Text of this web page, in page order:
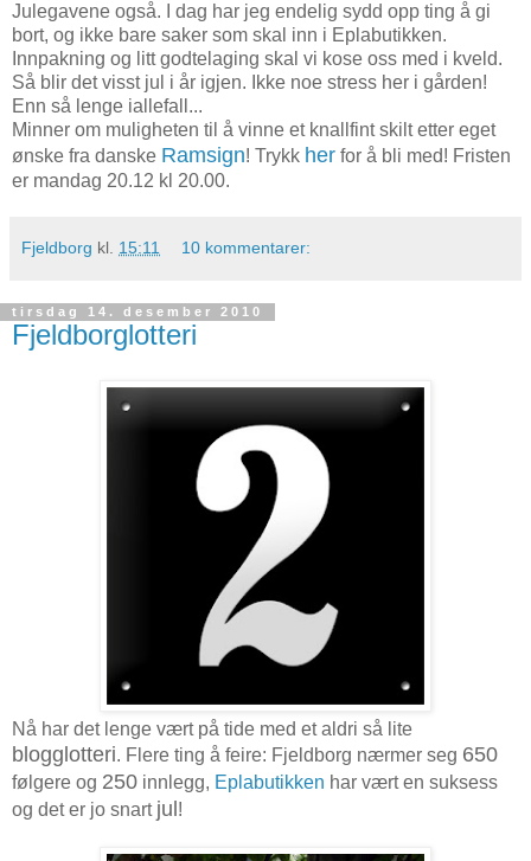
Julegavene også. I dag har jeg endelig sydd opp ting å gi
bort, og ikke bare saker som skal inn i Eplabutikken.
Innpakning og litt godtelaging skal vi kose oss med i kveld.
Så blir det visst jul i år igjen. Ikke noe stress her i gården!
Enn så lenge iallefall...
Minner om muligheten til å vinne et knallfint skilt etter eget
ønske fra danske Ramsign! Trykk her for å bli med! Fristen
er mandag 20.12 kl 20.00.
Fjeldborg kl. 15:11 10 kommentarer:
tirsdag 14. desember 2010
Fjeldborglotteri
Nå har det lenge vært på tide med et aldri så lite
blogglotteri. Flere ting å feire: Fjeldborg nærmer seg 650
følgere og 250 innlegg, Eplabutikken har vært en suksess
og det er jo snart jul !